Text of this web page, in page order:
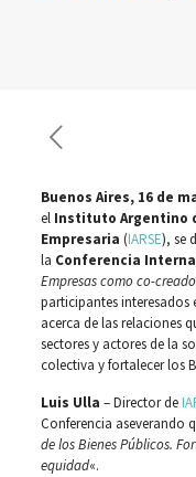
Buenos Aires, 16 de
el Instituto Argentino
Empresaria (IARSE), se
la Conferencia
Empresas como co-
participantes interesados
acerca de las relaciones
sectores y actores de la
colectiva y fortalecer los
Luis Ulla – Director de
Conferencia aseverando
de los Bienes Públicos.
equidad«.